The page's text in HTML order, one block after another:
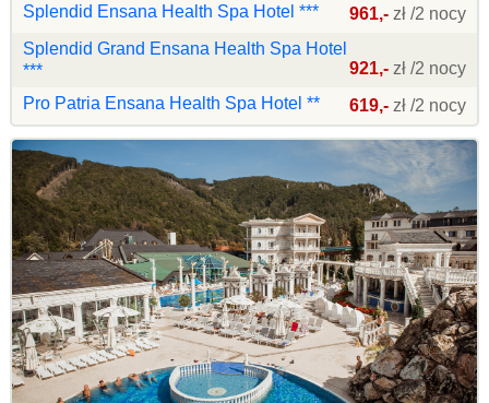
Splendid Ensana Health Spa Hotel ***
961,- zł /2 nocy
Splendid Grand Ensana Health Spa Hotel
***
921,- zł /2 nocy
Pro Patria Ensana Health Spa Hotel **
619,- zł /2 nocy